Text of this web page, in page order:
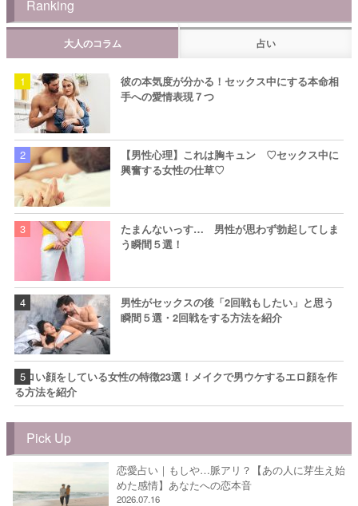
Ranking
大人のコラム 占い
彼の本気度が分かる！セックス中にする本命相
手への愛情表現７つ
【男性心理】これは胸キュン ♡セックス中に
興奮する女性の仕草♡
たまんないっす… 男性が思わず勃起してしま
う瞬間５選！
男性がセックスの後「2回戦もしたい」と思う
瞬間５選・2回戦をする方法を紹介
エロい顔をしている女性の特徴23選！メイクで男ウケするエロ顔を作
る方法を紹介
Pick Up
恋愛占い｜もしや…脈アリ？【あの人に芽生え始
めた感情】あなたへの恋本音
2026.07.16